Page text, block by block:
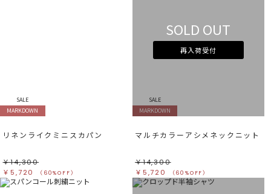
SALE
MARKDOWN
リネンライクミニスカパン
￥14,300
￥5,720
（60%OFF）
SOLD OUT
再入荷受付
SALE
MARKDOWN
マルチカラーアシメネックニット
￥14,300
￥5,720
（60%OFF）